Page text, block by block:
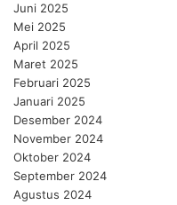
Juni 2025
Mei 2025
April 2025
Maret 2025
Februari 2025
Januari 2025
Desember 2024
November 2024
Oktober 2024
September 2024
Agustus 2024